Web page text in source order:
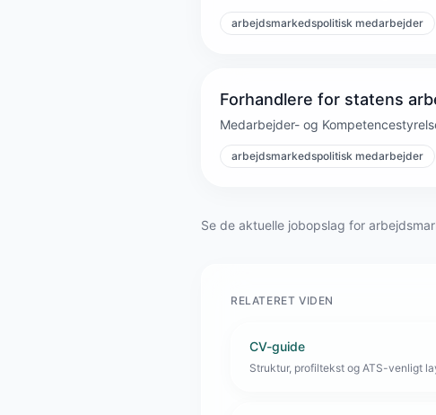
arbejdsmarkedspolitisk medarbejder
Forhandlere for statens
Medarbejder- og
arbejdsmarkedspolitisk medarbejder
Se de aktuelle jobopslag for
RELATERET VIDEN
CV-guide
Struktur, profiltekst og ATS-venligt